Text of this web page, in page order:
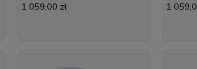
1 059,00 zł 1